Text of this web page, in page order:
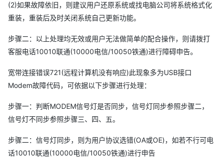
(2)如果故障依旧，则建议用户还原系统或找电脑公司将系统格式化
重装，重装后及时关闭系统自己更新功能。
步骤二：以上处理均无效或用户无法做简单的配合操作，则请拨打
客服电话10010联通(10000电信/10050铁通)进行障碍申告。
宽带连接错误721(远程计算机没有响应)此现象多为USB接口
Modem故障代码，可依据以下步骤进行处理：
步骤一：判断MODEM信号灯是否同步，信号灯同步参照步骤二，
信号灯不同步参照步骤三、四、五。
步骤二：信号灯同步，则为用户协议选错(OA或OE)，如若不行可电
话10010联通(10000电信/10050铁通)进行申告